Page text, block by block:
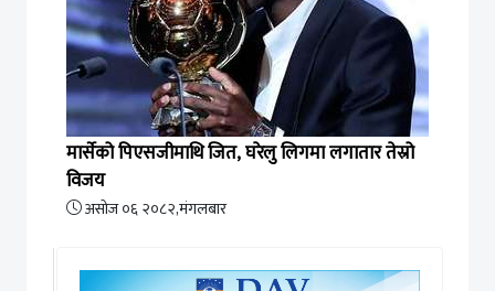
मार्सेको पिएसजीमाथि जित, घरेलु लिगमा लगातार तेस्रो
विजय
असोज ०६ २०८२,मंगलबार